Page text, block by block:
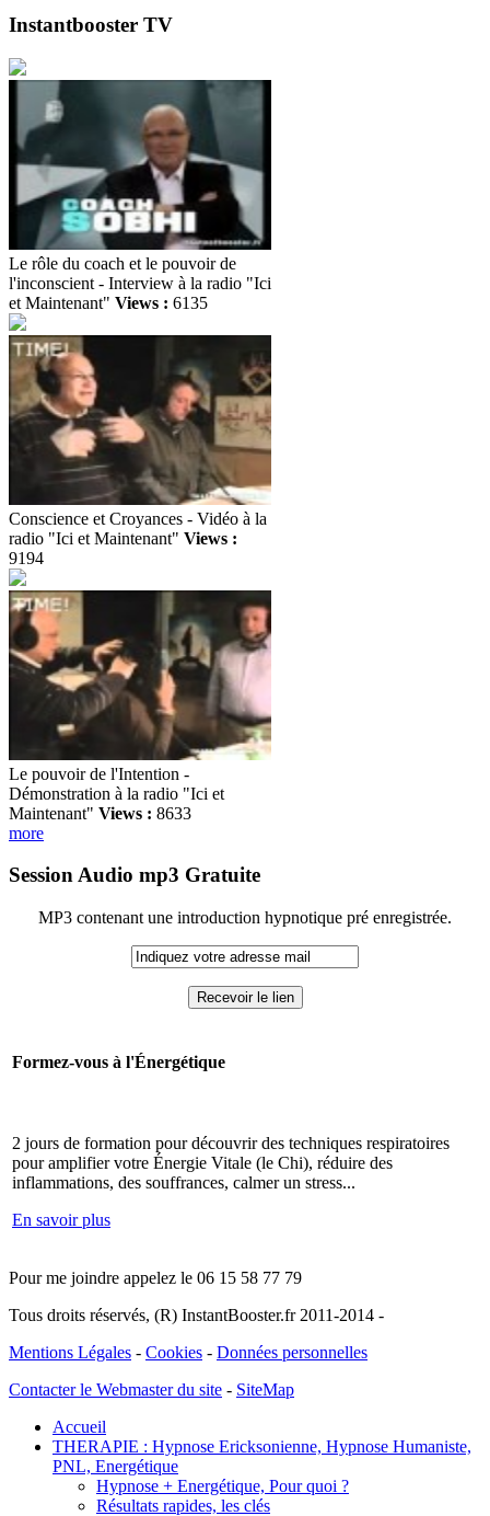
Instantbooster TV
Le rôle du coach et le pouvoir de
l'inconscient - Interview à la radio "Ici
et Maintenant" Views : 6135
Conscience et Croyances - Vidéo à la
radio "Ici et Maintenant" Views :
9194
Le pouvoir de l'Intention -
Démonstration à la radio "Ici et
Maintenant" Views : 8633
more
Session Audio mp3 Gratuite
MP3 contenant une introduction hypnotique pré enregistrée.
Formez-vous à l'Énergétique
2 jours de formation pour découvrir des techniques respiratoires
pour amplifier votre Énergie Vitale (le Chi), réduire des
inflammations, des souffrances, calmer un stress...
En savoir plus
Pour me joindre appelez le 06 15 58 77 79
Tous droits réservés, (R) InstantBooster.fr 2011-2014 -
Mentions Légales - Cookies - Données personnelles
Contacter le Webmaster du site - SiteMap
Accueil
THERAPIE : Hypnose Ericksonienne, Hypnose Humaniste,
PNL, Energétique
Hypnose + Energétique, Pour quoi ?
Résultats rapides, les clés